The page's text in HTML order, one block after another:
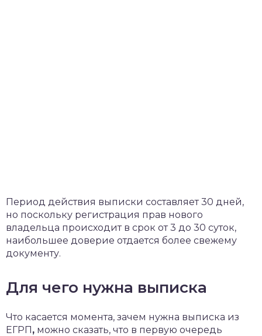
Период действия выписки составляет 30 дней,
но поскольку регистрация прав нового
владельца происходит в срок от 3 до 30 суток,
наибольшее доверие отдается более свежему
документу.
Для чего нужна выписка
Что касается момента, зачем нужна выписка из
ЕГРП, можно сказать, что в первую очередь